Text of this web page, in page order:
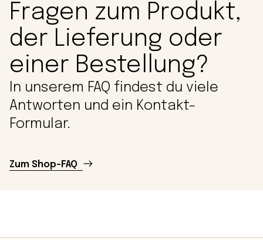
Fragen zum Produkt,
der Lieferung oder
einer Bestellung?
In unserem FAQ findest du viele
Antworten und ein Kontakt-
Formular.
Zum Shop-FAQ